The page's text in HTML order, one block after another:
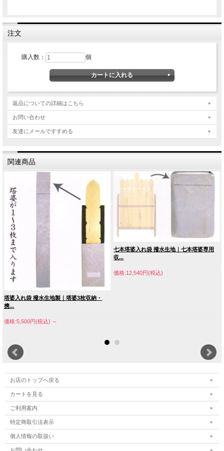
注文
購入数： 個
返品についての詳細はこちら
お問い合わせ
友達にメールですすめる
関連商品
塔婆入れ袋 撥水生地製｜塔婆3枚収納・
携...
価格:5,500円(税込)～
七本塔婆入れ袋 撥水生地｜七本塔婆専用
収...
価格:12,540円(税込)
お店のトップへ戻る
カートを見る
ご利用案内
特定商取引法表示
個人情報の取扱い